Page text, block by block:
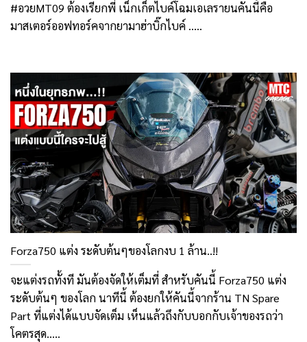
#อวยMT09 ต้องเรียกพี่ เน็กเก็ตไบค์โฉมเอเลรายนคันนี้คือ
มาสเตอร์ออฟทอร์คจากยามาฮ่าบิ๊กไบค์ .....
Forza750 แต่ง ระดับต้นๆของโลกงบ 1 ล้าน..!!
จะแต่งรถทั้งที มันต้องจัดให้เต็มที่ สำหรับคันนี้ Forza750 แต่ง
ระดับต้นๆ ของโลก นาทีนี้ ต้องยกให้คันนี้จากร้าน TN Spare
Part ที่แต่งได้แบบจัดเต็ม เห็นแล้วถึงกับบอกกับเจ้าของรถว่า
โคตรสุด.....